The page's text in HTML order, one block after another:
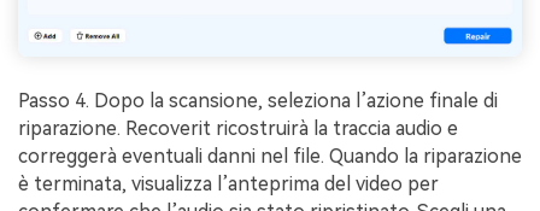
Passo 4. Dopo la scansione, seleziona l’azione finale di
riparazione. Recoverit ricostruirà la traccia audio e
correggerà eventuali danni nel file. Quando la riparazione
è terminata, visualizza l’anteprima del video per